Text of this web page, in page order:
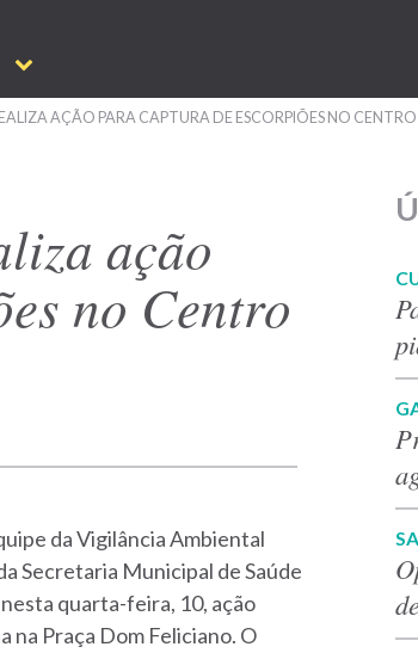
AÇÃO PARA CAPTURA DE ESCORPIÕES NO
ação
no Centro
da Vigilância Ambiental
Secretaria Municipal de Saúde
quarta-feira, 10, ação
na Praça Dom Feliciano. O